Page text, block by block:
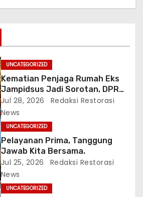
UNCATEGORIZED
Kematian Penjaga Rumah Eks
Jampidsus Jadi Sorotan, DPR
Desak Pengusutan Tuntas
Berbasis Bukti Ilmiah
Jul 28, 2026
Redaksi Restorasi
News
UNCATEGORIZED
Pelayanan Prima, Tanggung
Jawab Kita Bersama.
Jul 25, 2026
Redaksi Restorasi
News
UNCATEGORIZED